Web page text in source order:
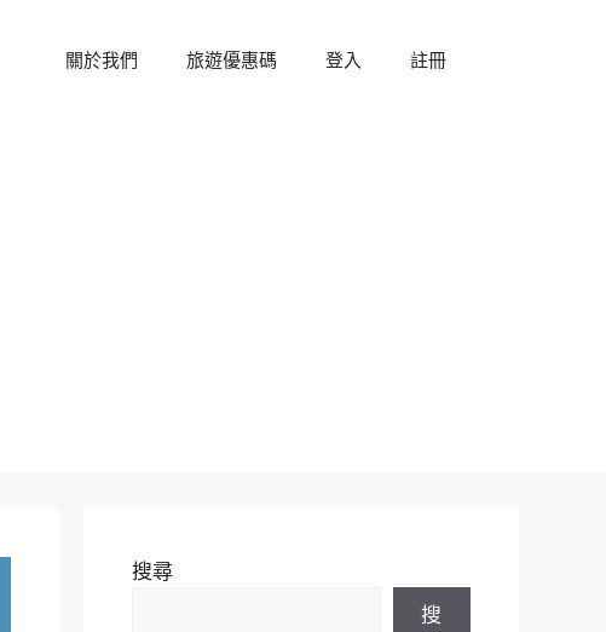
關於我們 旅遊優惠碼 登入 註冊
搜尋
搜